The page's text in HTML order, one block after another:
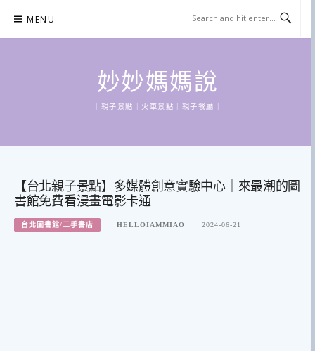
content
MENU
妙妙媽媽說
｜親子景點｜火車景點｜親子餐廳｜
【台北親子景點】多媒體創意實驗中心｜來最潮的圖
書館免費看漫畫電影卡通
台北圖書館/二手書店 HELLOIAMMIAO 2024-06-21